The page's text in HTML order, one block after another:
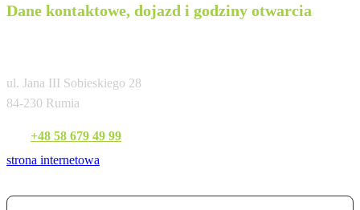
Dane kontaktowe, dojazd i godziny otwarcia
ul. Jana III Sobieskiego 28
84-230 Rumia
+48 58 679 49 99
strona internetowa